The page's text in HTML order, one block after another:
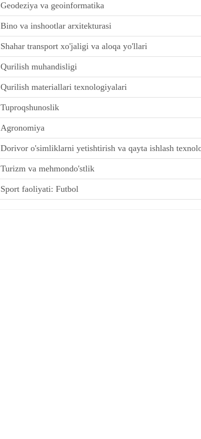
Geodeziya va geoinformatika
Bino va inshootlar arxitekturasi
Shahar transport xo'jaligi va aloqa yo'llari
Qurilish muhandisligi
Qurilish materiallari texnologiyalari
Tuproqshunoslik
Agronomiya
Dorivor o'simliklarni yetishtirish va qayta ishlash
Turizm va mehmondo'stlik
Sport faoliyati: Futbol